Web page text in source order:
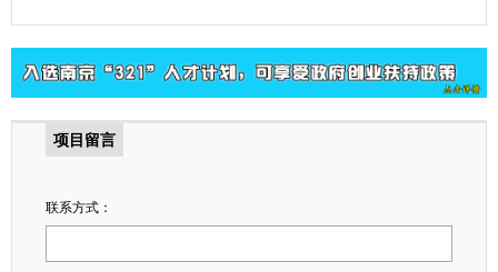
项目留言
联系方式：